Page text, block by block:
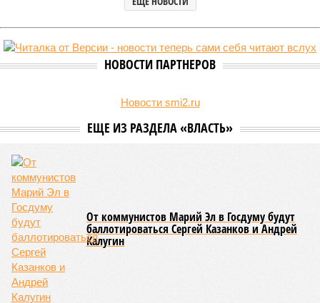
В регионе учреждены удостоверения мастеров спорта по борьбе керешу
В Чувашской Республике последовательно реализуются меры,
направленные на повышение статуса и институциональное
развитие национальной борьбы на поясах керешу.
Региональные власти не ограничились
дисциплины в качестве приоритетной, но также утвердили
официальную систему спортивных званий и